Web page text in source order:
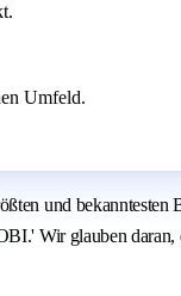
Umfeld.
und
Wir glauben